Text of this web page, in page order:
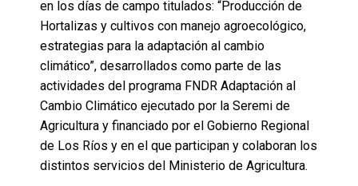
en los días de campo titulados: “Producción de
Hortalizas y cultivos con manejo agroecológico,
estrategias para la adaptación al cambio
climático”, desarrollados como parte de las
actividades del programa FNDR Adaptación al
Cambio Climático ejecutado por la Seremi de
Agricultura y financiado por el Gobierno Regional
de Los Ríos y en el que participan y colaboran los
distintos servicios del Ministerio de Agricultura.